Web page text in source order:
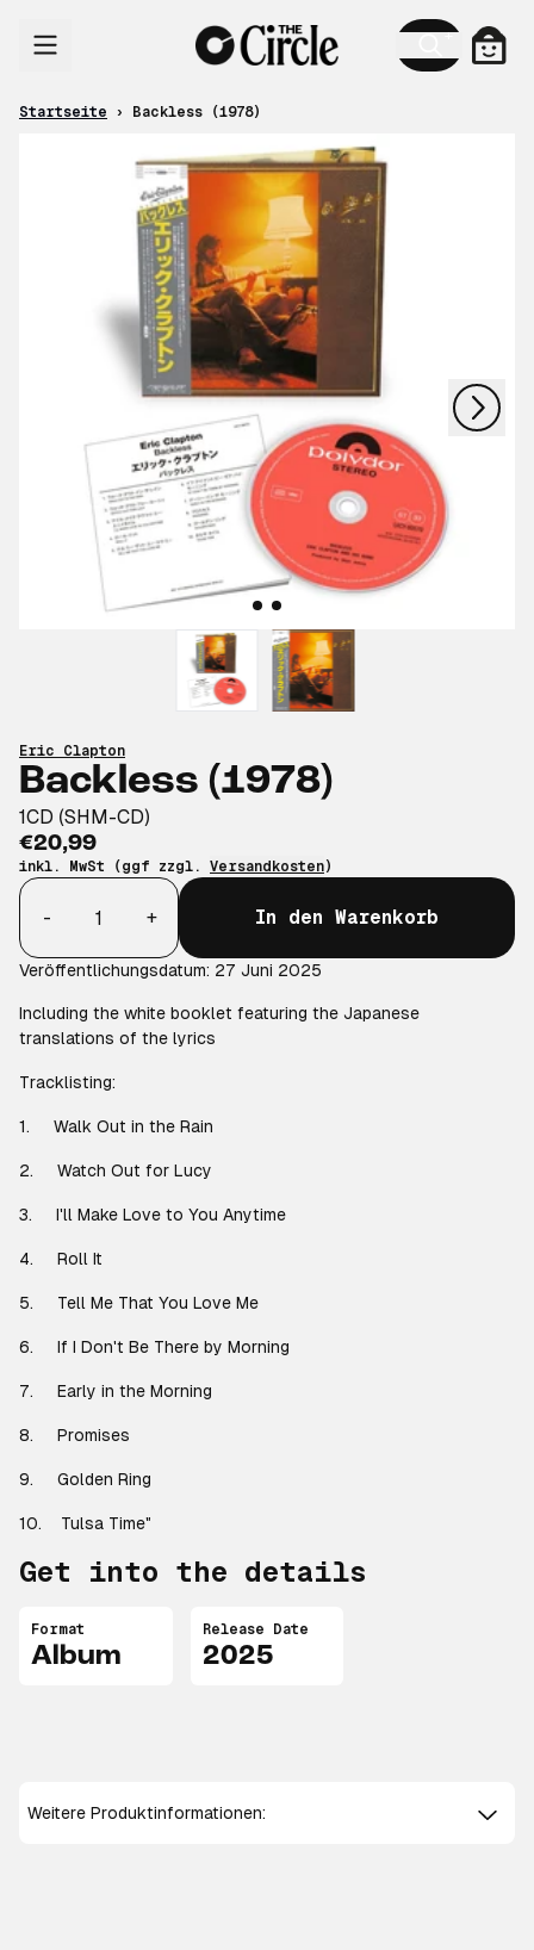
Startseite › Backless (1978)
nächstes
Eric Clapton
Backless (1978)
1CD (SHM-CD)
€20,99
inkl. MwSt (ggf zzgl. Versandkosten)
Anzahl
-
+ In den Warenkorb
Veröffentlichungsdatum: 27 Juni 2025
Including the white booklet featuring the Japanese
translations of the lyrics
Tracklisting:
1. Walk Out in the Rain
2. Watch Out for Lucy
3. I'll Make Love to You Anytime
4. Roll It
5. Tell Me That You Love Me
6. If I Don't Be There by Morning
7. Early in the Morning
8. Promises
9. Golden Ring
10. Tulsa Time"
Get into the details
Format
Album
Release Date
2025
Weitere Produktinformationen: